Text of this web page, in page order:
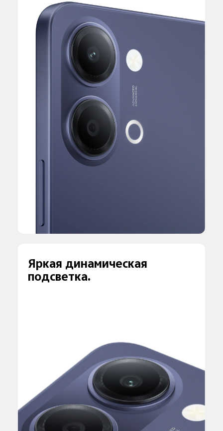
Яркая динамическая
подсветка.